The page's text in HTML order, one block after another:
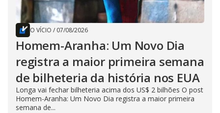
O VÍCIO / 07/08/2026
Homem-Aranha: Um Novo Dia
registra a maior primeira semana
de bilheteria da história nos EUA
Longa vai fechar bilheteria acima dos US$ 2 bilhões O post
Homem-Aranha: Um Novo Dia registra a maior primeira
semana de...